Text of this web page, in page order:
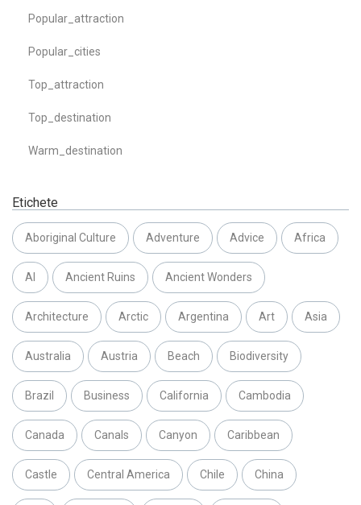
Popular_attraction
Popular_cities
Top_attraction
Top_destination
Warm_destination
Etichete
Aboriginal Culture Adventure Advice Africa
AI Ancient Ruins Ancient Wonders
Architecture Arctic Argentina Art Asia
Australia Austria Beach Biodiversity
Brazil Business California Cambodia
Canada Canals Canyon Caribbean
Castle Central America Chile China